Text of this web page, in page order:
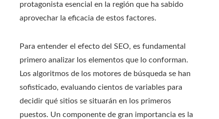
protagonista esencial en la región que ha sabido
aprovechar la eficacia de estos factores.
Para entender el efecto del SEO, es fundamental
primero analizar los elementos que lo conforman.
Los algoritmos de los motores de búsqueda se han
sofisticado, evaluando cientos de variables para
decidir qué sitios se situarán en los primeros
puestos. Un componente de gran importancia es la